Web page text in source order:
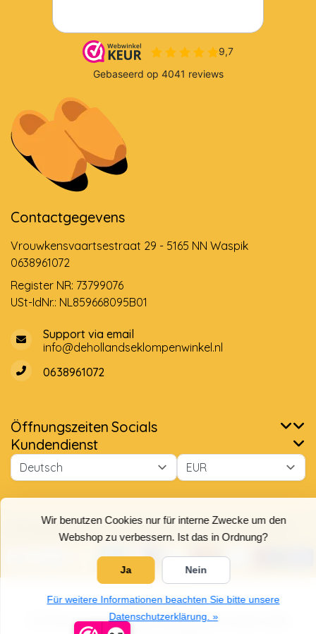
9,7
Wir benutzen Cookies nur für interne Zwecke um den
Webshop zu verbessern. Ist das in Ordnung?
Nein
Datenschutzerklärung. »
Contactgegevens
Vrouwkensvaartsestraat 29 - 5165 NN Waspik
0638961072
Register NR: 73799076
USt-IdNr.: NL859668095B01
Support via email
info@dehollandseklompenwinkel.nl
0638961072
Öffnungszeiten Socials
Kundendienst
Sterne, basierend auf4025Bewertungen.